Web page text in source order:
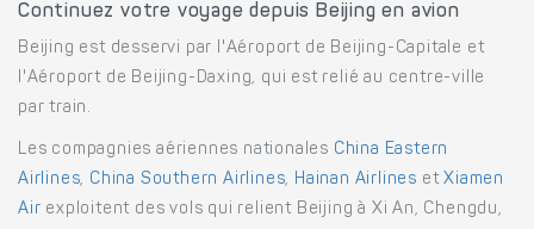
Continuez votre voyage depuis Beijing en avion
Beijing est desservi par l'Aéroport de Beijing-Capitale et
l'Aéroport de Beijing-Daxing, qui est relié au centre-ville
par train.
Les compagnies aériennes nationales China Eastern
Airlines, China Southern Airlines, Hainan Airlines etXiamen
Air exploitent des vols qui relient Beijing à Xi An, Chengdu,